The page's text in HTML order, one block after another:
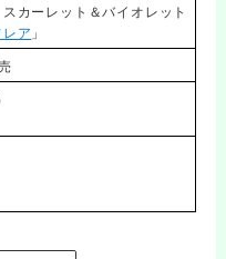
カーレット＆バイオレット
ア 」